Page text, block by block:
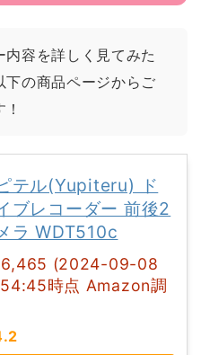
内容を詳しく見てみた
下の商品ページからご
テル(Yupiteru) ド
ブレコーダー 前後2
ラ WDT510c
(2024-09-08
時点 Amazon調